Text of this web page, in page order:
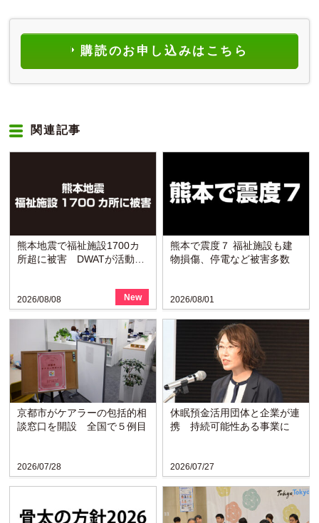
購読のお申し込みはこちら
関連記事
2026/08/08 New
熊本地震で福祉施設1700カ
所超に被害 DWATが活動開
2026/08/01
熊本で震度７ 福祉施設も建
物損傷、停電など被害多数
2026/07/28
京都市がケアラーの包括的相
談窓口を開設 全国で５例目
2026/07/27
休眠預金活用団体と企業が連
携 持続可能性ある事業に